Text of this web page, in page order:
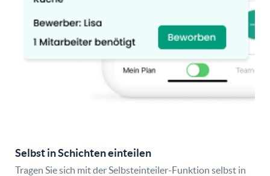
Selbst in Schichten einteilen
Tragen Sie sich mit der Selbsteinteiler-Funktion selbst in